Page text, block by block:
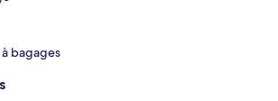
bagages